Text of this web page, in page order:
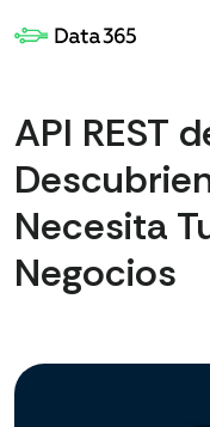
API REST
Necesita
Negocios